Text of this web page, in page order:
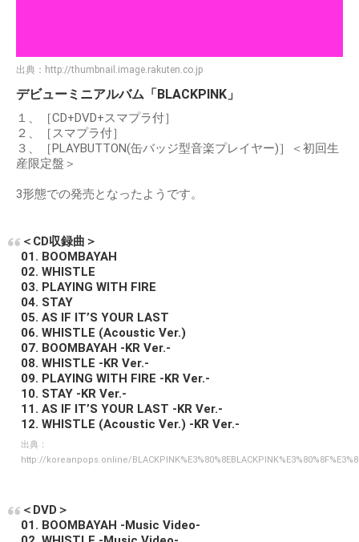
出典： http://thumbnail.image.rakuten.co.jp
デビューミニアルバム「BLACKPINK」
１、［CD+DVD+スマプラ付］
２、［スマプラ付］
３、［PLAYBUTTON(缶バッジ型音楽プレイヤー)］＜初回生
産限定盤＞
3形態での発売となったようです。
＜CD収録曲＞
01. BOOMBAYAH
02. WHISTLE
03. PLAYING WITH FIRE
04. STAY
05. AS IF IT’S YOUR LAST
06. WHISTLE (Acoustic Ver.)
07. BOOMBAYAH -KR Ver.-
08. WHISTLE -KR Ver.-
09. PLAYING WITH FIRE -KR Ver.-
10. STAY -KR Ver.-
11. AS IF IT’S YOUR LAST -KR Ver.-
12. WHISTLE (Acoustic Ver.) -KR Ver.-
出典：
http://koreanpops.online/
＜DVD＞
01. BOOMBAYAH -Music Video-